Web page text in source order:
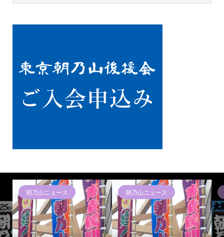
朝乃山ニュース 朝乃山ニュース 本